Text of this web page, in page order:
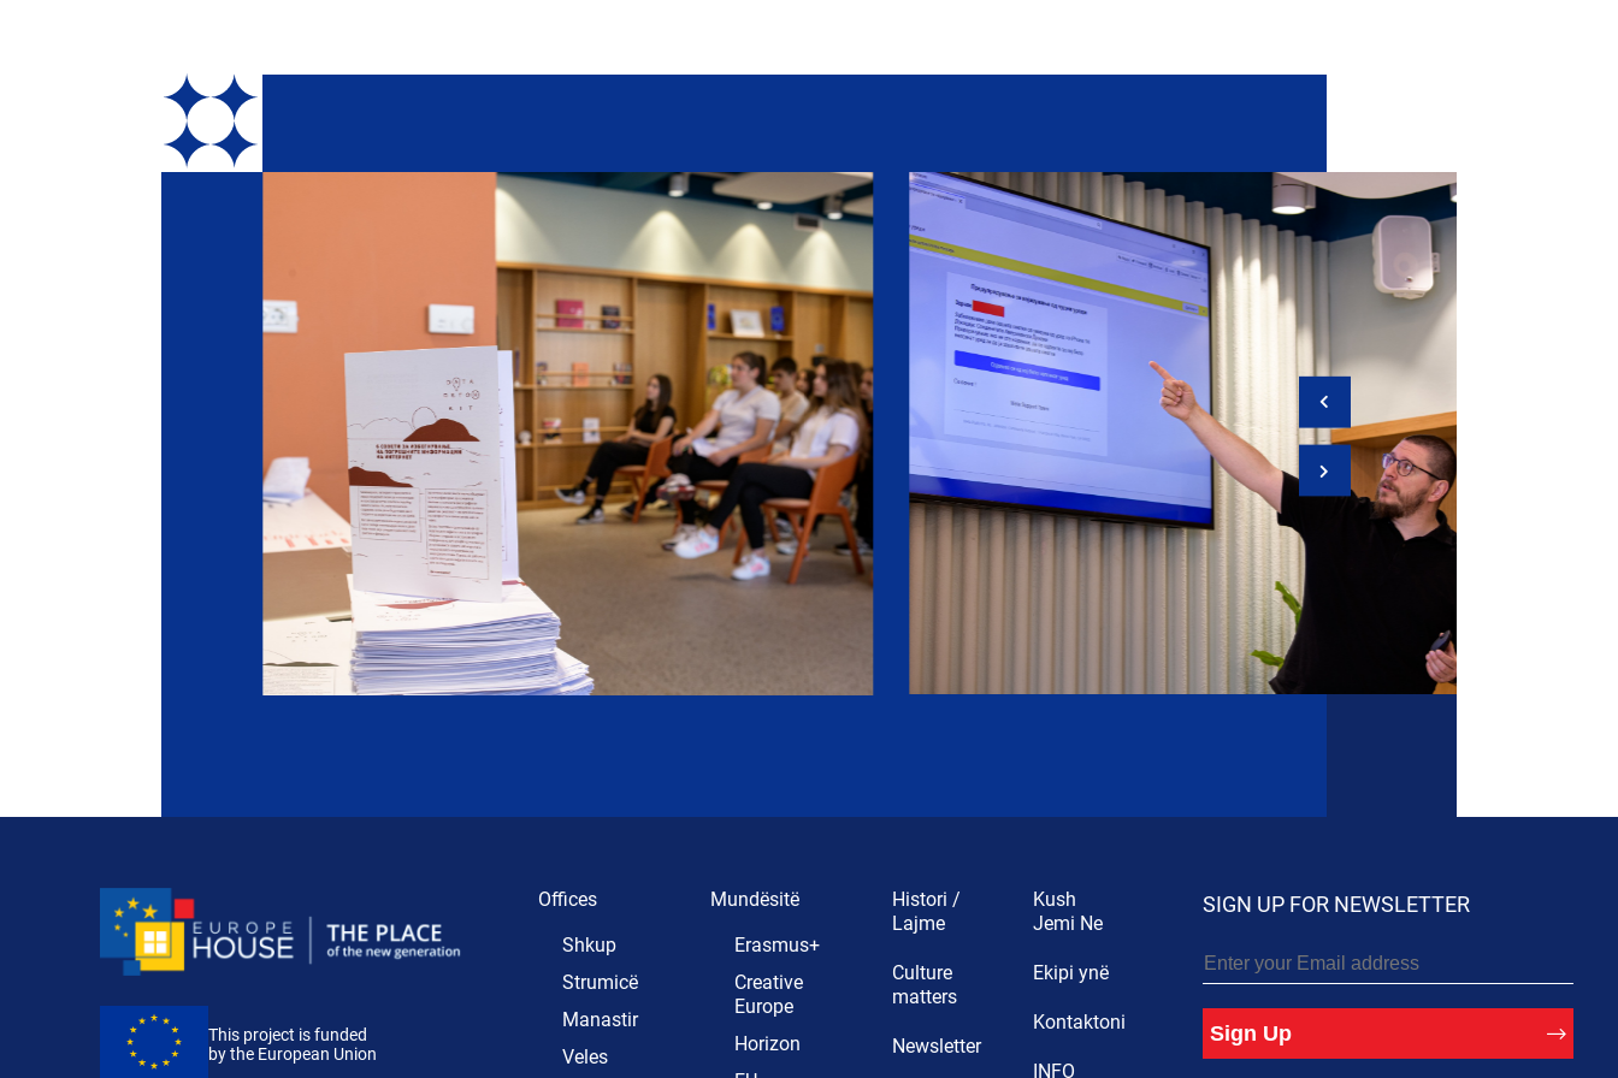
This project is funded
by the European Union
Offices
Shkup
Strumicë
Manastir
Veles
Mundësitë
Erasmus+
Creative
Europe
Horizon
Histori /
Lajme
Culture
matters
Newsletter
Kush
Jemi Ne
Ekipi ynë
Kontaktoni
INFO
SIGN UP FOR NEWSLETTER
Sign Up